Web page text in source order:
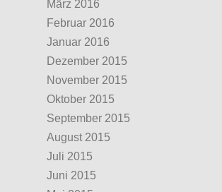
März 2016
Februar 2016
Januar 2016
Dezember 2015
November 2015
Oktober 2015
September 2015
August 2015
Juli 2015
Juni 2015